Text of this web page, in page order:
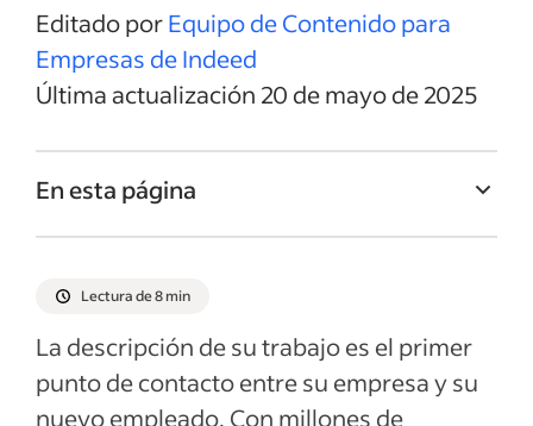
Editado porEquipo de Contenido para
Empresas de Indeed
Última actualización 20 de mayo de 2025
En esta página
Resumen del trabajo de Ingeniero de
Responsabilidades y Deberes de Ingeniero
de Calidad
Lectura de 8 min
La descripción de su trabajo es el primer
punto de contacto entre su empresa y su
nuevo empleado. Con millones de